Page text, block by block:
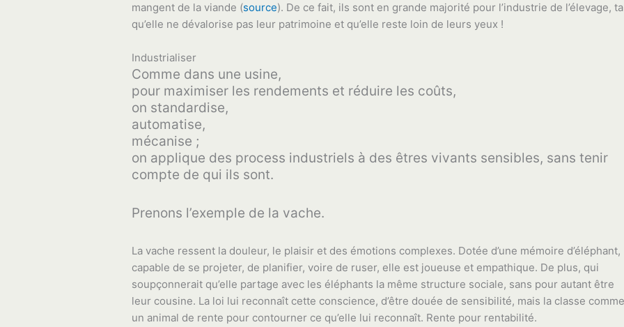
mangent de la viande (source). De ce fait, ils sont en grande majorité pour l’industrie de l’élevage,
qu’elle ne dévalorise pas leur patrimoine et qu’elle reste loin de leurs yeux !
Industrialiser
Comme dans une usine,
pour maximiser les rendements et réduire les coûts,
on standardise,
automatise,
mécanise ;
on applique des process industriels à des êtres vivants sensibles, sans tenir
compte de qui ils sont.
Prenons l’exemple de la vache.
La vache ressent la douleur, le plaisir et des émotions complexes. Dotée d’une mémoire d’éléphant,
capable de se projeter, de planifier, voire de ruser, elle est joueuse et empathique. De plus, qui
soupçonnerait qu’elle partage avec les éléphants la même structure sociale, sans pour autant être
leur cousine. La loi lui reconnaît cette conscience, d’être douée de sensibilité, mais la classe comme
un animal de rente pour contourner ce qu’elle lui reconnaît. Rente pour rentabilité.